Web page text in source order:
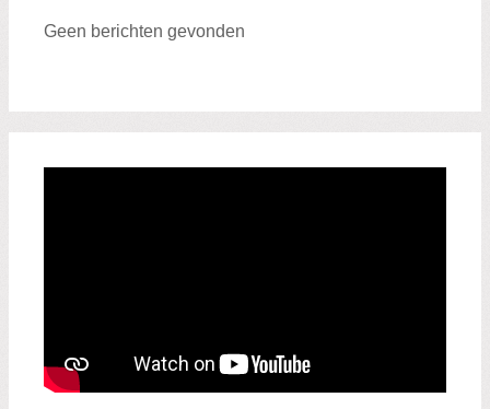
Geen berichten gevonden